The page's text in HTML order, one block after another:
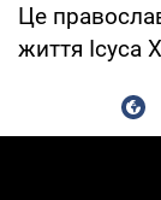
Це
життя Ісуса